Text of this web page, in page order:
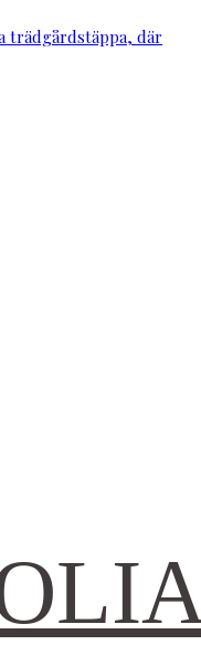
trädgårdstäppa, där